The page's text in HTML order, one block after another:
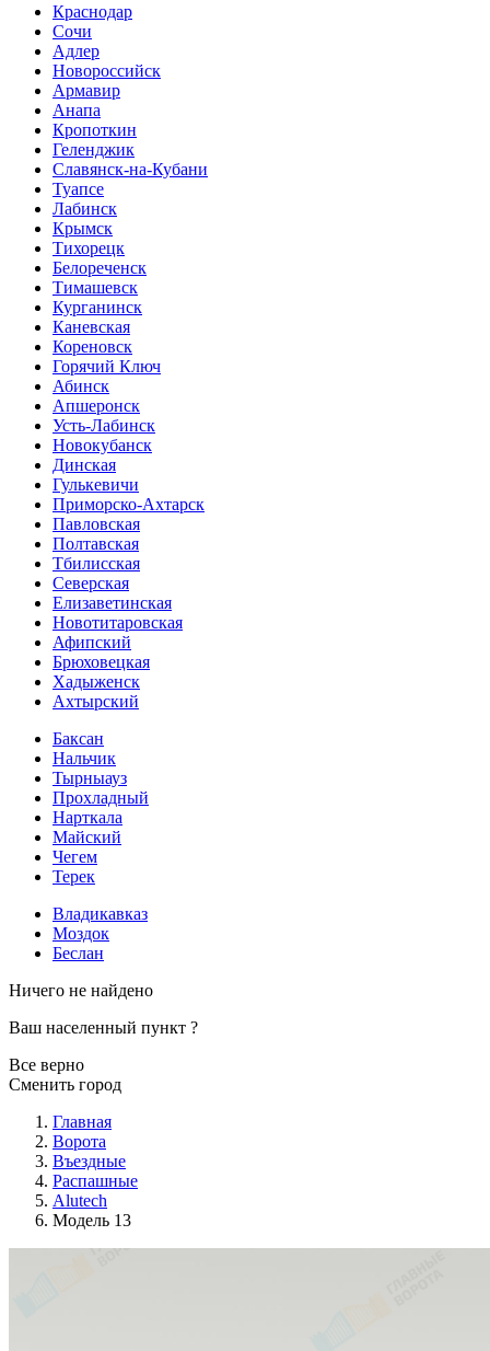
Краснодар
Сочи
Адлер
Новороссийск
Армавир
Анапа
Кропоткин
Геленджик
Славянск-на-Кубани
Туапсе
Лабинск
Крымск
Тихорецк
Белореченск
Тимашевск
Курганинск
Каневская
Кореновск
Горячий Ключ
Абинск
Апшеронск
Усть-Лабинск
Новокубанск
Динская
Гулькевичи
Приморско-Ахтарск
Павловская
Полтавская
Тбилисская
Северская
Елизаветинская
Новотитаровская
Афипский
Брюховецкая
Хадыженск
Ахтырский
Баксан
Нальчик
Тырныауз
Прохладный
Нарткала
Майский
Чегем
Терек
Владикавказ
Моздок
Беслан
Ничего не найдено
Ваш населенный пункт ?
Все верно
Сменить город
Главная
Ворота
Въездные
Распашные
Alutech
Модель 13